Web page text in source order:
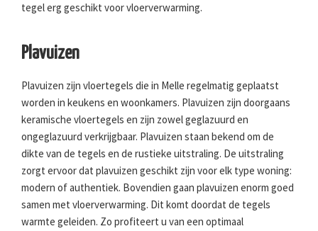
tegel erg geschikt voor vloerverwarming.
Plavuizen
Plavuizen zijn vloertegels die in Melle regelmatig geplaatst
worden in keukens en woonkamers. Plavuizen zijn doorgaans
keramische vloertegels en zijn zowel geglazuurd en
ongeglazuurd verkrijgbaar. Plavuizen staan bekend om de
dikte van de tegels en de rustieke uitstraling. De uitstraling
zorgt ervoor dat plavuizen geschikt zijn voor elk type woning:
modern of authentiek. Bovendien gaan plavuizen enorm goed
samen met vloerverwarming. Dit komt doordat de tegels
warmte geleiden. Zo profiteert u van een optimaal